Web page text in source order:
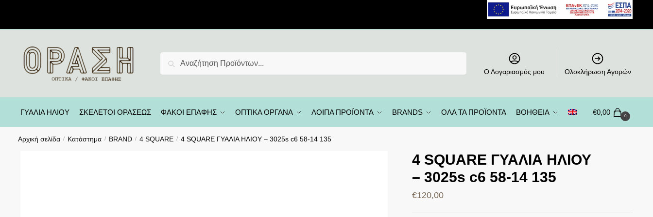
Αναζήτηση
Ο Λογαριασμός μου Ολοκλήρωση Αγορών
ΓΥΑΛΙΑ ΗΛΙΟΥ ΣΚΕΛΕΤΟΙ ΟΡΑΣΕΩΣ ΦΑΚΟΙ ΕΠΑΦΗΣ ΟΠΤΙΚΑ ΟΡΓΑΝΑ ΛΟΙΠΑ ΠΡΟΪΟΝΤΑ BRANDS ΟΛΑ ΤΑ ΠΡΟΪΟΝΤΑ ΒΟΗΘΕΙΑ €0,00 0
Αρχική σελίδα / Κατάστημα / BRAND / 4 SQUARE / 4 SQUARE ΓΥΑΛΙΑ ΗΛΙΟΥ – 3025s c6 58-14 135
4 SQUARE ΓΥΑΛΙΑ ΗΛΙΟΥ
– 3025s c6 58-14 135
€120,00